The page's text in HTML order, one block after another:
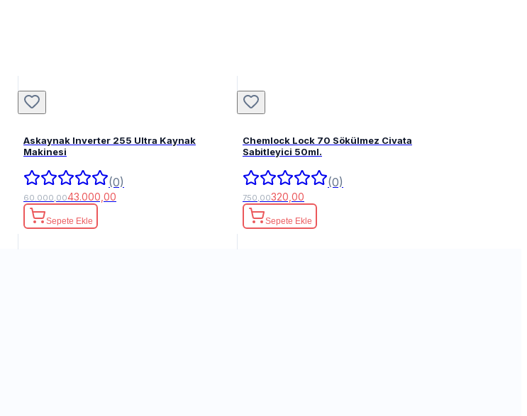
Askaynak Inverter 255 Ultra Kaynak
Makinesi
(0)
60.000,0043.000,00
Sepete Ekle
Chemlock Lock 70 Sökülmez Civata
Sabitleyici 50ml.
(0)
750,00320,00
Sepete Ekle